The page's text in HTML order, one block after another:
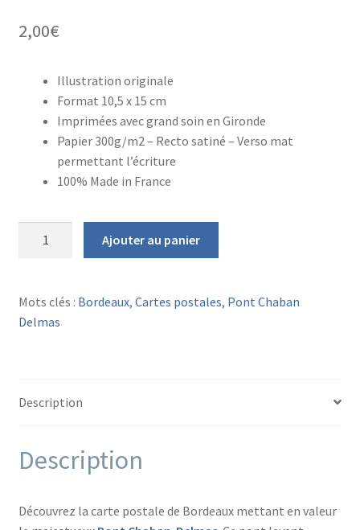
2,00€
Illustration originale
Format 10,5 x 15 cm
Imprimées avec grand soin en Gironde
Papier 300g/m2 – Recto satiné – Verso mat
permettant l’écriture
100% Made in France
BORDEAUX
Pont
Ajouter au panier
Mots clés : Bordeaux, Cartes postales, Pont Chaban
Delmas
Description
Description
Découvrez la carte postale de Bordeaux mettant en valeur